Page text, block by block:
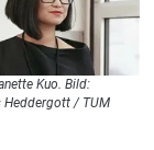
Kuo. Bild:
Heddergott / TUM